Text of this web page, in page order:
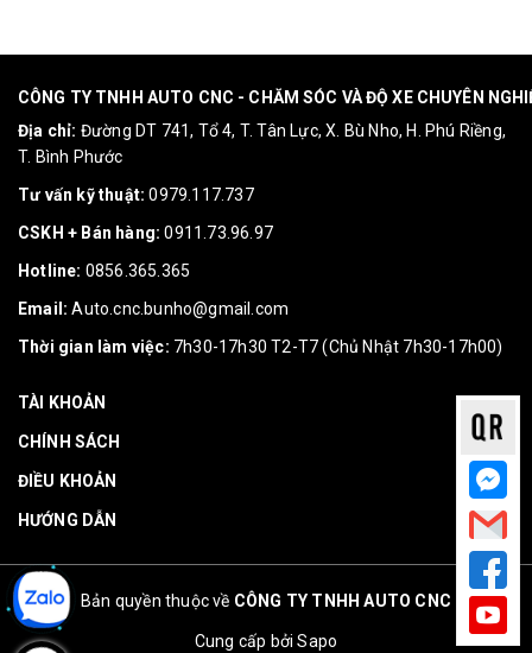
CÔNG TY TNHH AUTO CNC - CHĂM SÓC VÀ ĐỘ XE CHUYÊN
Địa chỉ: Đường DT 741, Tổ 4, T. Tân Lực, X. Bù Nho, H. Phú Riềng,
T. Bình Phước
Tư vấn kỹ thuật: 0979.117.737
CSKH + Bán hàng: 0911.73.96.97
Hotline: 0856.365.365
Email: Auto.cnc.bunho@gmail.com
Thời gian làm việc: 7h30-17h30 T2-T7 (Chủ Nhật 7h30-17h00)
TÀI KHOẢN
CHÍNH SÁCH
ĐIỀU KHOẢN
HƯỚNG DẪN
Bản quyền thuộc về CÔNG TY TNHH AUTO CNC
Cung cấp bởiSapo